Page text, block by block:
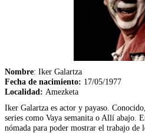
Nombre: Iker Galartza
Fecha de nacimiento: 17/05/1977
Localidad: Amezketa
Iker Galartza es actor y payaso.
series como Vaya semanita o Allí abajo.
nómada para poder mostrar el trabajo de